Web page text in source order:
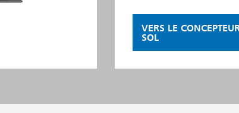
VERS LE
SOL